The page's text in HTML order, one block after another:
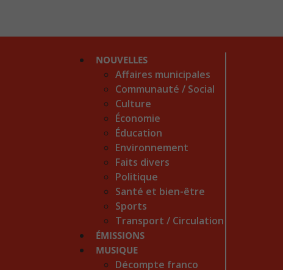
NOUVELLES
Affaires municipales
Communauté / Social
Culture
Économie
Éducation
Environnement
Faits divers
Politique
Santé et bien-être
Sports
Transport / Circulation
ÉMISSIONS
MUSIQUE
Décompte franco